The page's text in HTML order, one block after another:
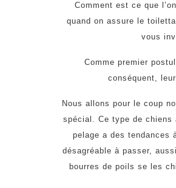
Comment est ce que
quand on assure le
vous
Comme premier
conséquent,
Nous allons pour le coup
spécial. Ce type de
pelage a des tendances
désagréable à passer,
bourres de poils se les